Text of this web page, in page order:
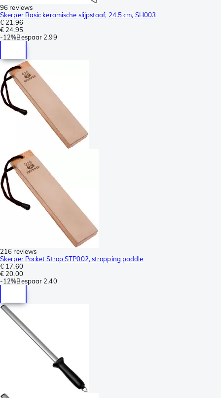
96 reviews
Skerper Basic keramische slijpstaaf, 24.5 cm, SH003
€ 21,96
€ 24,95
-12%Bespaar 2,99
216 reviews
Skerper Pocket Strop STP002, stropping paddle
€ 17,60
€ 20,00
-12%Bespaar 2,40